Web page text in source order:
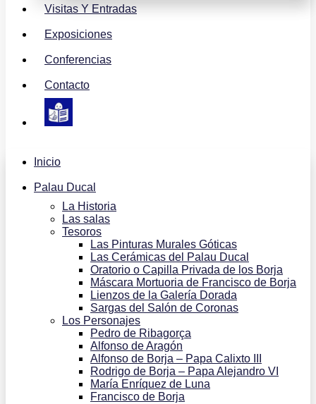
Visitas Y Entradas
Exposiciones
Conferencias
Contacto
Inicio
Palau Ducal
La Historia
Las salas
Tesoros
Las Pinturas Murales Góticas
Las Cerámicas del Palau Ducal
Oratorio o Capilla Privada de los Borja
Máscara Mortuoria de Francisco de Borja
Lienzos de la Galería Dorada
Sargas del Salón de Coronas
Los Personajes
Pedro de Ribagorça
Alfonso de Aragón
Alfonso de Borja – Papa Calixto III
Rodrigo de Borja – Papa Alejandro VI
María Enríquez de Luna
Francisco de Borja